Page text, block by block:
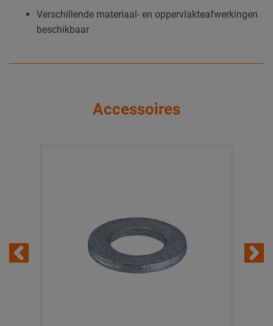
Verschillende materiaal- en oppervlakteafwerkingen
beschikbaar
Accessoires